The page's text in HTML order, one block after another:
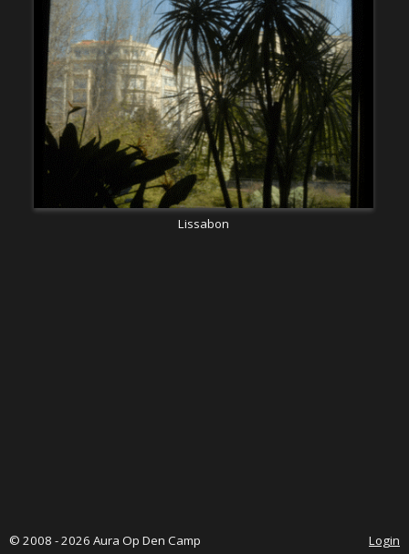
Lissabon
© 2008 - 2026 Aura Op Den Camp Login